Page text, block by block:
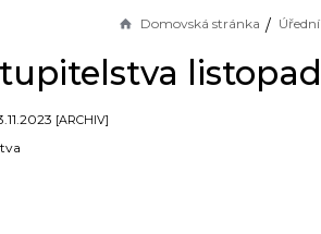
Domovská stránka
[ARCHIV]